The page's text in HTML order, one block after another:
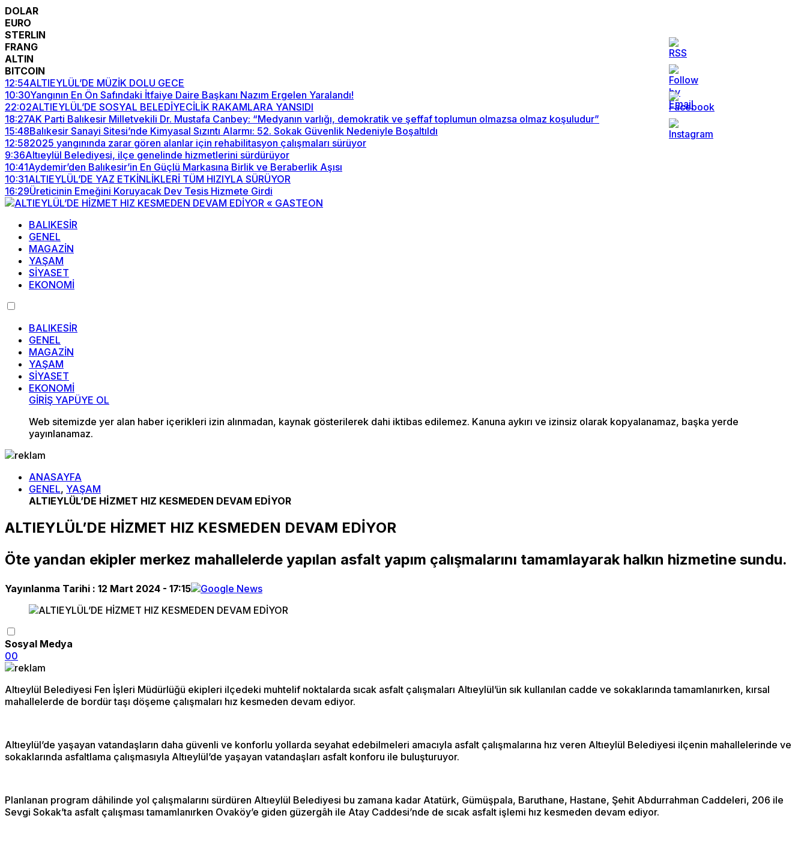
DOLAR
EURO
STERLIN
FRANG
ALTIN
BITCOIN
12:54ALTIEYLÜL’DE MÜZİK DOLU GECE
10:30Yangının En Ön Safındaki İtfaiye Daire Başkanı Nazım Ergelen Yaralandı!
22:02ALTIEYLÜL’DE SOSYAL BELEDİYECİLİK RAKAMLARA YANSIDI
18:27AK Parti Balıkesir Milletvekili Dr. Mustafa Canbey: “Medyanın varlığı, demokratik ve şeffaf toplumun olmazsa olmaz koşuludur”
15:48Balıkesir Sanayi Sitesi’nde Kimyasal Sızıntı Alarmı: 52. Sokak Güvenlik Nedeniyle Boşaltıldı
12:582025 yangınında zarar gören alanlar için rehabilitasyon çalışmaları sürüyor
9:36Altıeylül Belediyesi, ilçe genelinde hizmetlerini sürdürüyor
10:41Aydemir’den Balıkesir’in En Güçlü Markasına Birlik ve Beraberlik Aşısı
10:31ALTIEYLÜL’DE YAZ ETKİNLİKLERİ TÜM HIZIYLA SÜRÜYOR
16:29Üreticinin Emeğini Koruyacak Dev Tesis Hizmete Girdi
BALIKESİR
GENEL
MAGAZİN
YAŞAM
SİYASET
EKONOMİ
BALIKESİR
GENEL
MAGAZİN
YAŞAM
SİYASET
EKONOMİ
GİRİŞ YAPÜYE OL
Web sitemizde yer alan haber içerikleri izin alınmadan, kaynak gösterilerek dahi iktibas edilemez. Kanuna aykırı ve izinsiz olarak kopyalanamaz, başka yerde
yayınlanamaz.
ANASAYFA
GENEL, YAŞAM
ALTIEYLÜL’DE HİZMET HIZ KESMEDEN DEVAM EDİYOR
ALTIEYLÜL’DE HİZMET HIZ KESMEDEN DEVAM EDİYOR
Öte yandan ekipler merkez mahallelerde yapılan asfalt yapım çalışmalarını tamamlayarak halkın hizmetine sundu.
Yayınlanma Tarihi : 12 Mart 2024 - 17:15
Sosyal Medya
00
Altıeylül Belediyesi Fen İşleri Müdürlüğü ekipleri ilçedeki muhtelif noktalarda sıcak asfalt çalışmaları Altıeylül’ün sık kullanılan cadde ve sokaklarında tamamlanırken, kırsal
mahallelerde de bordür taşı döşeme çalışmaları hız kesmeden devam ediyor.
Altıeylül’de yaşayan vatandaşların daha güvenli ve konforlu yollarda seyahat edebilmeleri amacıyla asfalt çalışmalarına hız veren Altıeylül Belediyesi ilçenin mahallelerinde ve
sokaklarında asfaltlama çalışmasıyla Altıeylül’de yaşayan vatandaşları asfalt konforu ile buluşturuyor.
Planlanan program dâhilinde yol çalışmalarını sürdüren Altıeylül Belediyesi bu zamana kadar Atatürk, Gümüşpala, Baruthane, Hastane, Şehit Abdurrahman Caddeleri, 206 ile
Sevgi Sokak’ta asfalt çalışması tamamlanırken Ovaköy’e giden güzergâh ile Atay Caddesi’nde de sıcak asfalt işlemi hız kesmeden devam ediyor.